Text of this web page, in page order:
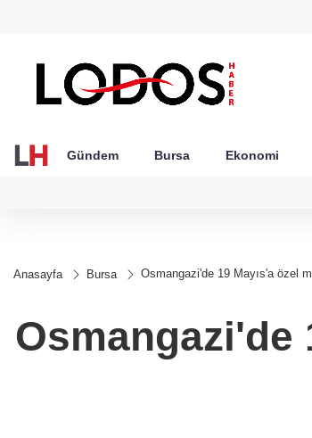
Gündem Bursa Ekonomi
Anasayfa Bursa Osmangazi'de 19 Mayıs'a özel
Osmangazi'de